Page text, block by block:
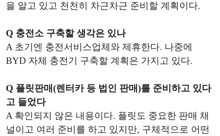
을 알고 있고 천천히 차근차근 준비할 계획이다.
Q 충전소 구축할 생각은 있나
A 초기엔 충전서비스업체와 제휴한다. 나중에
BYD 자체 충전기 구축할 계획은 가지고 있다.
Q 플릿판매(렌터카 등 법인 판매)를 준비하고 있다
고 들었다
A 확인되지 않은 내용이다. 플릿도 중요한 판매 채
널이고 여러 준비를 하고 있지만, 구체적으로 어떤